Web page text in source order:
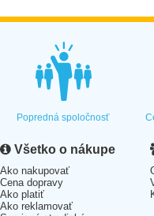
Popredná spoločnosť
Všetko o nákupe
Ako nakupovať
Cena dopravy
Ako platiť
Ako reklamovať